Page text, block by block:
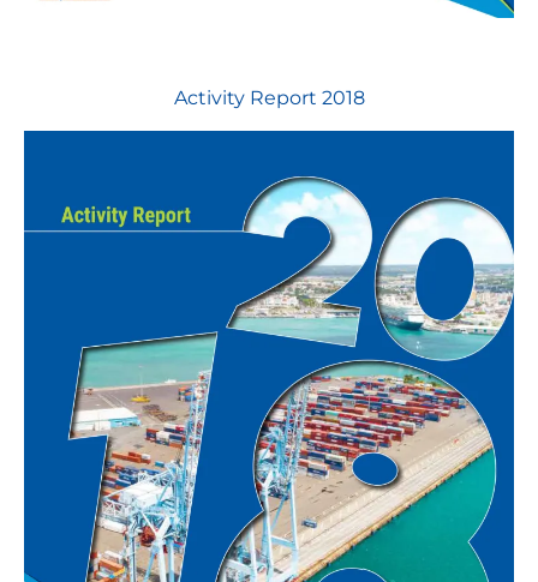
Activity Report 2018